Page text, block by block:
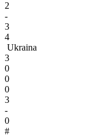
2
-
3
4
Ukraina
3
0
0
0
3
-
0
#